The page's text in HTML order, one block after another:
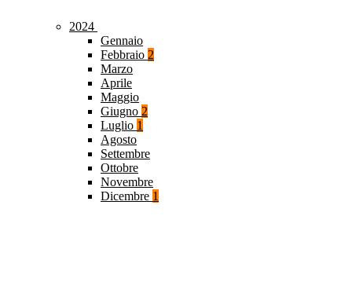
2024
Gennaio
Febbraio 2
Marzo
Aprile
Maggio
Giugno 2
Luglio 1
Agosto
Settembre
Ottobre
Novembre
Dicembre 1